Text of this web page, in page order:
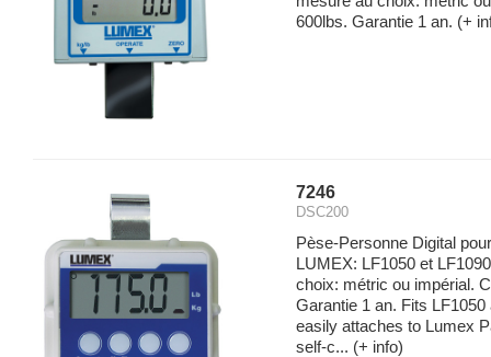
600lbs. Garantie 1 an. (+
7246
DSC200
Pèse-Personne Digital
LUMEX: LF1050 et
choix: métric ou impérial.
Garantie 1 an. Fits
easily attaches to Lumex
self-c... (+ info)